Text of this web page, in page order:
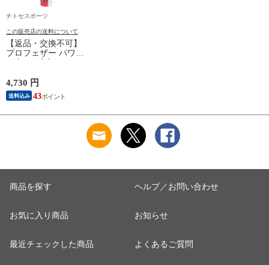
チトセスポーツ
この販売店の送料について
【返品・交換不可】
プロフェザー パワー
PF-6010 2025SS バド
ミントンシャトル 羽
根 12個入
4,730 円
送料込み 43
商品を探す
お気に入り商品
最近チェックした商品
ヘルプ／お問い合わせ
お知らせ
よくあるご質問